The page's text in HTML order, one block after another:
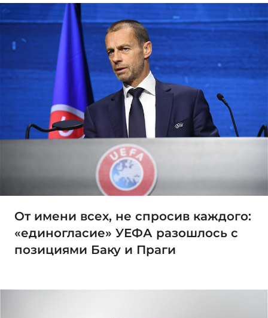
От имени всех, не спросив каждого:
«единогласие» УЕФА разошлось с
позициями Баку и Праги